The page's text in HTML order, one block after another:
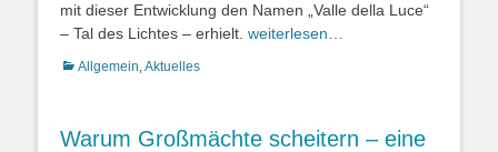
mit dieser Entwicklung den Namen „Valle della Luce“
– Tal des Lichtes – erhielt. weiterlesen…
Kategorien
Allgemein,Aktuelles
Warum Großmächte scheitern – eine